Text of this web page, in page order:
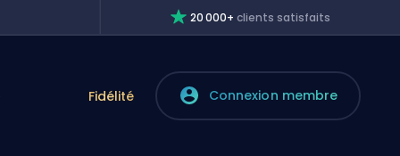
20 000+clients satisfaits
Fidélité Connexion membre